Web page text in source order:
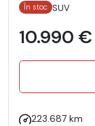
În stoc SUV
10.990 €
223.687 km